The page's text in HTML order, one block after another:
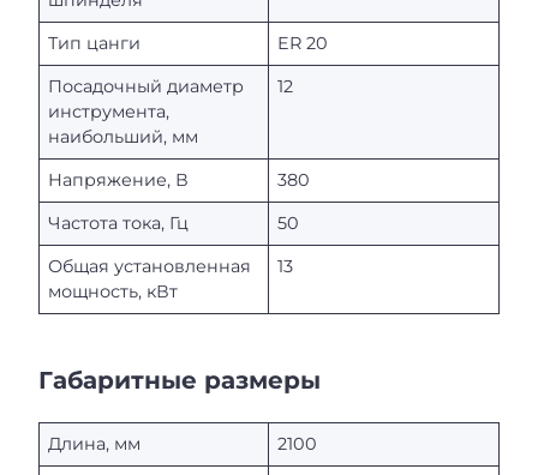
Тип цанги
ER 20
Посадочный диаметр
инструмента,
наибольший, мм
12
Напряжение, В
380
Частота тока, Гц
50
Общая установленная
мощность, кВт
13
Габаритные размеры
Длина, мм
2100